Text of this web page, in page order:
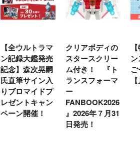
【全ウルトラマ
ン記録大鑑発売
記念】森次晃嗣
氏直筆サイン入
りブロマイドプ
レゼントキャン
ペーン開催！
クリアボディの
スタースクリー
ム付き！ 『ト
ランスフォーマ
ー
FANBOOK2026
』2026年７月31
日発売！